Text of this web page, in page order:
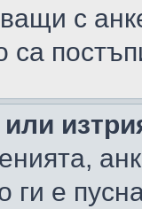
с
са
ги е